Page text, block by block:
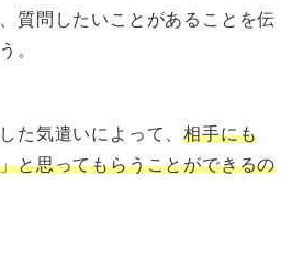
質問したいことがあることを伝
。
た気遣いによって、相手にも
」と思ってもらうことができるの